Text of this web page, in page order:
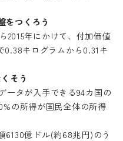
つくろう
2015年にかけて、付加価値
0.38キログラムから0.31キ
そう
ータが入手できる94カ国の
の所得が国民全体の所得
6130億ドル(約68兆円)のう